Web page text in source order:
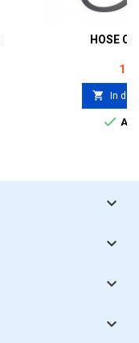
HOSE
 In




